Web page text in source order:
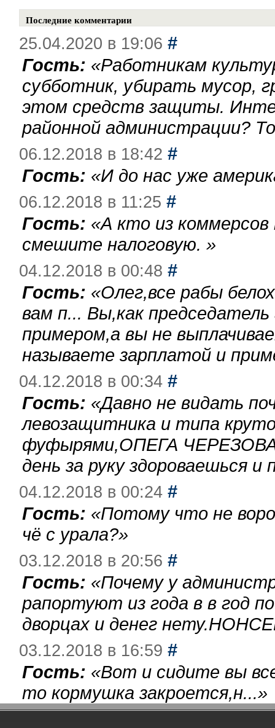
Последние комментарии
25.04.2020 в 19:06 #
Гость: «Работникам
субботник, убирать мусор,
этом средств защиты.
районной администрации?
06.12.2018 в 18:42 #
Гость: «И до нас уже
06.12.2018 в 11:25 #
Гость: «А кто из
смешите налоговую. »
04.12.2018 в 00:48 #
Гость: «Олег,все рабы
вам п... Вы,как
примером,а вы не
называете зарплатой и
04.12.2018 в 00:34 #
Гость: «Давно не видать
левозащитника и типа
фуфырями,ОПЕГА
день за руку здороваешься
04.12.2018 в 00:24 #
Гость: «Потому что не
чё с урала?»
03.12.2018 в 20:56 #
Гость: «Почему у
рапортуют из года в в год
дворцах и денег
03.12.2018 в 16:59 #
Гость: «Вот и сидите вы
то кормушка закроется,н...»